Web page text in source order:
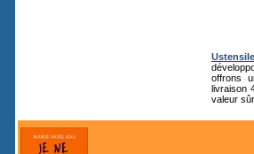
offrons
livraison
valeur